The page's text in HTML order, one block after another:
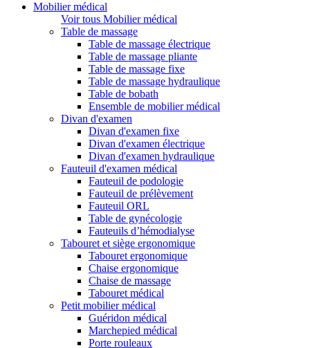
Mobilier médical
Voir tous Mobilier médical
Table de massage
Table de massage électrique
Table de massage pliante
Table de massage fixe
Table de massage hydraulique
Table de bobath
Ensemble de mobilier médical
Divan d'examen
Divan d'examen fixe
Divan d'examen électrique
Divan d'examen hydraulique
Fauteuil d'examen médical
Fauteuil de podologie
Fauteuil de prélèvement
Fauteuil ORL
Table de gynécologie
Fauteuils d’hémodialyse
Tabouret et siège ergonomique
Tabouret ergonomique
Chaise ergonomique
Chaise de massage
Tabouret médical
Petit mobilier médical
Guéridon médical
Marchepied médical
Porte rouleaux